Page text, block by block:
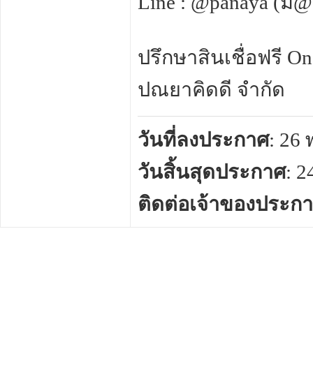
ปรึกษาสินเชื่อฟรี
ปณยาคิดดี จำกัด
วันที่ลงประกาศ: 26
วันสิ้นสุดประกาศ:
ติดต่อเจ้าของประก